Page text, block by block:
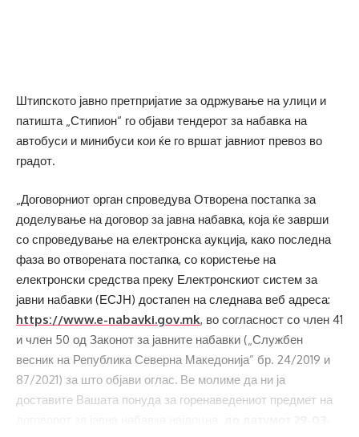
Штипското јавно претпријатие за одржување на улици и
патишта „Стипион“ го објави тендерот за набавка на
автобуси и минибуси кои ќе го вршат јавниот превоз во
градот.
„Договорниот орган спроведува Отворена постапка за
доделување на договор за јавна набавка, која ќе заврши
со спроведување на електронска аукција, како последна
фаза во отворената постапка, со користење на
електронски средства преку Електронскиот систем за
јавни набавки (ЕСЈН) достапен на следнава веб адреса:
https://www.e-nabavki.gov.mk, во согласност со член 41
и член 50 од Законот за јавните набавки („Службен
весник на Република Северна Македонија” бр. 24/2019 и
87/2021) за што објави оглас. Ве молиме да ни ја
доставите Вашата понуда за горенаведениот предмет на